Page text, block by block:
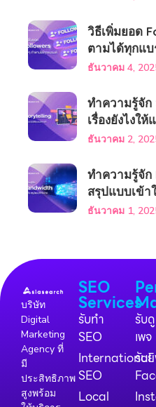
วิธีเพิ่มยอด
ตามได้ทุกแ
ธันวาคม 4,
ทำความรู้จัก
เรื่องยังไงใ
ธันวาคม 2,
ทำความรู้จัก
สรุปแบบเข้า
ธันวาคม 1,
บริษัท
Digital
Marketing
Agency ที่
มี
ประสิทธิภาพ
สูงพร้อม
SEO
Services
รับทำ
SEO
International
SEO
Local
รับ
เพจ
รับ